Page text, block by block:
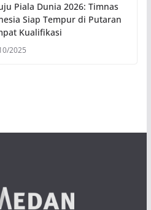
Piala Dunia 2026: Timnas
Siap Tempur di Putaran
Kualifikasi
2025